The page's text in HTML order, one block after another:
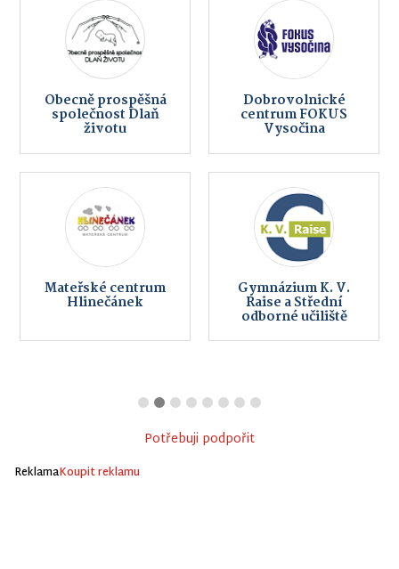
Obecně prospěšná
společnost Dlaň
životu
Dobrovolnické
centrum FOKUS
Vysočina
Mateřské centrum
Hlinečánek
Gymnázium K. V.
Raise a Střední
odborné učiliště
Potřebuji podpořit
ReklamaKoupit reklamu